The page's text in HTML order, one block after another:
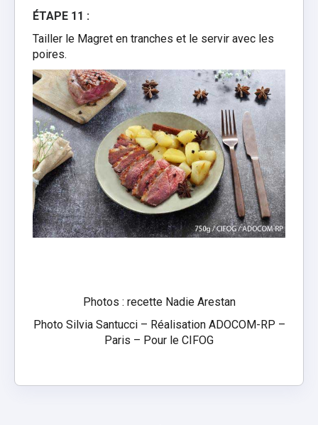
ÉTAPE 11 :
Tailler le Magret en tranches et le servir avec les
poires.
Photos : recette Nadie Arestan
Photo Silvia Santucci – Réalisation ADOCOM-RP –
Paris – Pour le CIFOG